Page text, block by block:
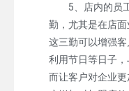
5、店内的员工
勤，尤其是在店面
这三勤可以增强客
利用节日等日子
而让客户对企业